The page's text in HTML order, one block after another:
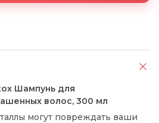
Шампунь для
волос, 300 мл
могут повреждать ваши